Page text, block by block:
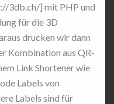
3db.ch/] mit PHP und
für die 3D
drucken wir dann
Kombination aus QR-
Link Shortener wie
Labels von
Labels sind für